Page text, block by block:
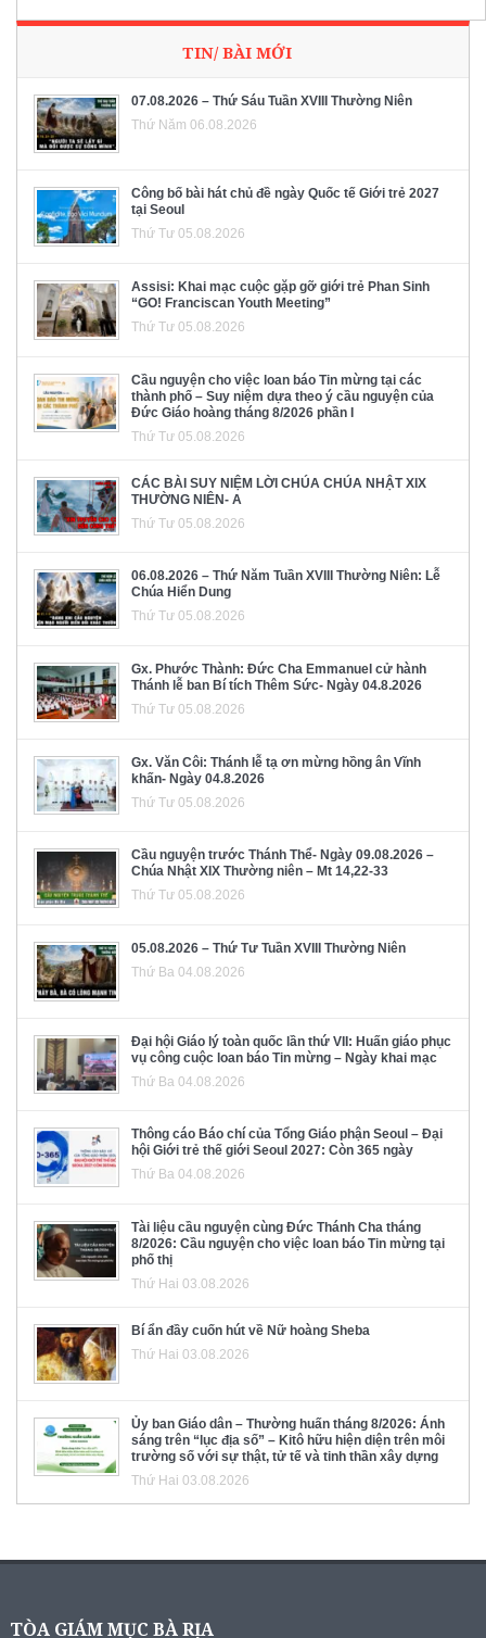
TIN/ BÀI MỚI
07.08.2026 – Thứ Sáu Tuần XVIII Thường Niên
Thứ Năm 06.08.2026
Công bố bài hát chủ đề ngày Quốc tế Giới trẻ 2027
tại Seoul
Thứ Tư 05.08.2026
Assisi: Khai mạc cuộc gặp gỡ giới trẻ Phan Sinh
“GO! Franciscan Youth Meeting”
Thứ Tư 05.08.2026
Cầu nguyện cho việc loan báo Tin mừng tại các
thành phố – Suy niệm dựa theo ý cầu nguyện của
Đức Giáo hoàng tháng 8/2026 phần I
Thứ Tư 05.08.2026
CÁC BÀI SUY NIỆM LỜI CHÚA CHÚA NHẬT XIX
THƯỜNG NIÊN- A
Thứ Tư 05.08.2026
06.08.2026 – Thứ Năm Tuần XVIII Thường Niên: Lễ
Chúa Hiển Dung
Thứ Tư 05.08.2026
Gx. Phước Thành: Đức Cha Emmanuel cử hành
Thánh lễ ban Bí tích Thêm Sức- Ngày 04.8.2026
Thứ Tư 05.08.2026
Gx. Văn Côi: Thánh lễ tạ ơn mừng hồng ân Vĩnh
khấn- Ngày 04.8.2026
Thứ Tư 05.08.2026
Cầu nguyện trước Thánh Thể- Ngày 09.08.2026 –
Chúa Nhật XIX Thường niên – Mt 14,22-33
Thứ Tư 05.08.2026
05.08.2026 – Thứ Tư Tuần XVIII Thường Niên
Thứ Ba 04.08.2026
Đại hội Giáo lý toàn quốc lần thứ VII: Huấn giáo phục
vụ công cuộc loan báo Tin mừng – Ngày khai mạc
Thứ Ba 04.08.2026
Thông cáo Báo chí của Tổng Giáo phận Seoul – Đại
hội Giới trẻ thế giới Seoul 2027: Còn 365 ngày
Thứ Ba 04.08.2026
Tài liệu cầu nguyện cùng Đức Thánh Cha tháng
8/2026: Cầu nguyện cho việc loan báo Tin mừng tại
phố thị
Thứ Hai 03.08.2026
Bí ẩn đầy cuốn hút về Nữ hoàng Sheba
Thứ Hai 03.08.2026
Ủy ban Giáo dân – Thường huấn tháng 8/2026: Ánh
sáng trên “lục địa số” – Kitô hữu hiện diện trên môi
trường số với sự thật, tử tế và tinh thần xây dựng
Thứ Hai 03.08.2026
TÒA GIÁM MỤC BÀ RỊA